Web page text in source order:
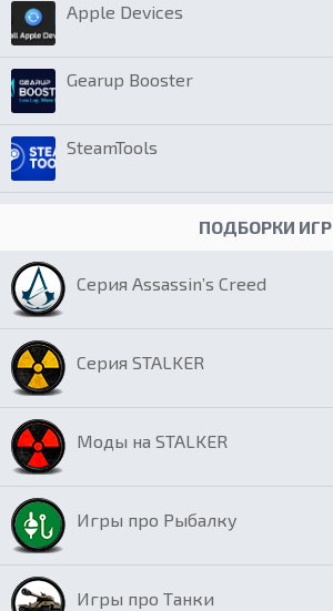
Apple Devices
Gearup Booster
SteamTools
ПОДБОРКИ ИГР
Серия Assassin’s Creed
Серия STALKER
Моды на STALKER
Игры про Рыбалку
Игры про Танки